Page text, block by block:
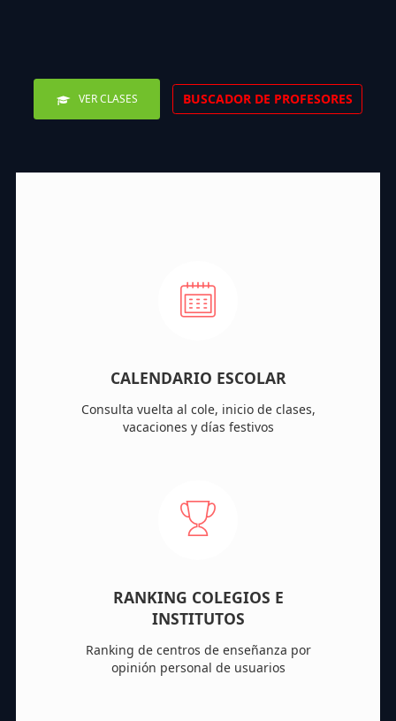
VER CLASES BUSCADOR DE PROFESORES
CALENDARIO ESCOLAR
Consulta vuelta al cole, inicio de clases,
vacaciones y días festivos
RANKING COLEGIOS E
INSTITUTOS
Ranking de centros de enseñanza por
opinión personal de usuarios